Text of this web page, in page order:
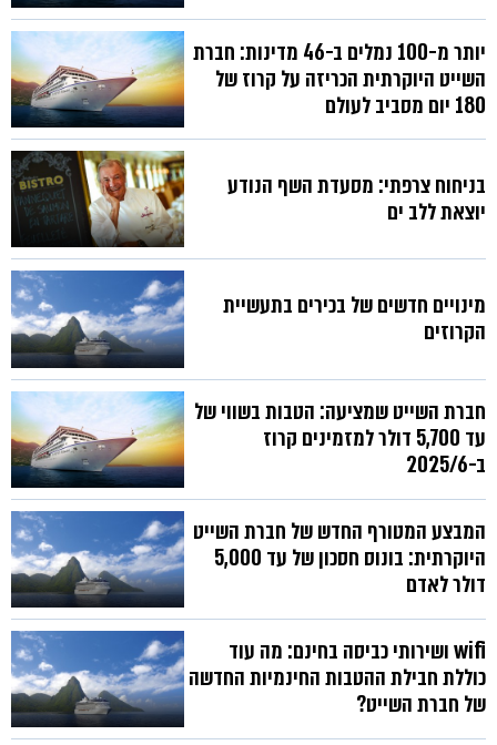
יותר מ-100 נמלים ב-46 מדינות: חברת
השייט היוקרתית הכריזה על קרוז של
180 יום מסביב לעולם
בניחוח צרפתי: מסעדת השף הנודע
יוצאת ללב ים
מינויים חדשים של בכירים בתעשיית
הקרוזים
חברת השייט שמציעה: הטבות בשווי של
עד 5,700 דולר למזמינים קרוז
ב-2025/6
המבצע המטורף החדש של חברת השייט
היוקרתית: בונוס חסכון של עד 5,000
דולר לאדם
wifi ושירותי כביסה בחינם: מה עוד
כוללת חבילת ההטבות החינמיות החדשה
של חברת השייט?